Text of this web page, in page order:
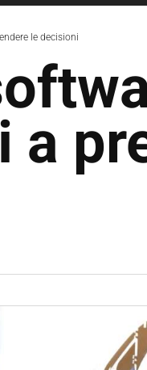
le decisioni
a